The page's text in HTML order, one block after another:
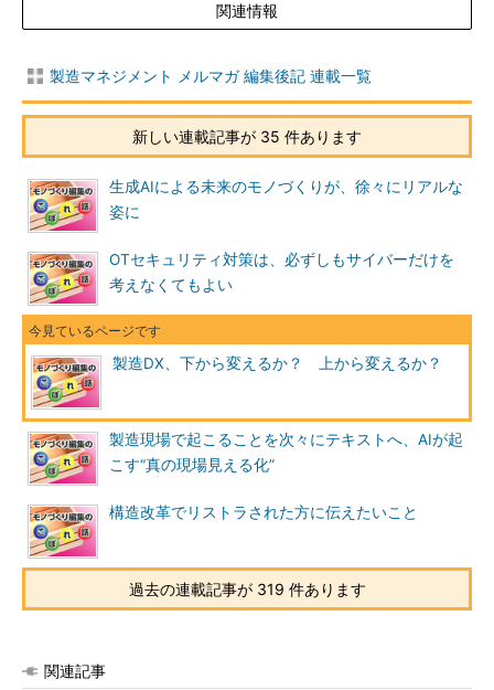
関連情報
製造マネジメント メルマガ 編集後記 連載一覧
新しい連載記事が 35 件あります
生成AIによる未来のモノづくりが、徐々にリアルな
姿に
OTセキュリティ対策は、必ずしもサイバーだけを
考えなくてもよい
製造DX、下から変えるか？ 上から変えるか？
製造現場で起こることを次々にテキストへ、AIが起
こす“真の現場見える化”
構造改革でリストラされた方に伝えたいこと
過去の連載記事が 319 件あります
関連記事